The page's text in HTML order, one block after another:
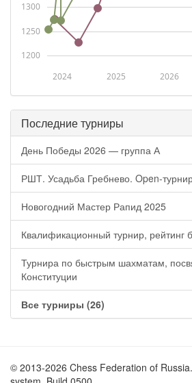
2024 2025 2026
1200
1250
1300
Последние турниры
День Победы 2026 — группа А
РШТ. Усадьба Гребнево. Open-
Новогодний Мастер Рапид 2025
Квалификационный турнир, рейтинг
Турнира по быстрым шахматам,
Конституции
Все турниры (26)
© 2013-2026 Chess Federation of